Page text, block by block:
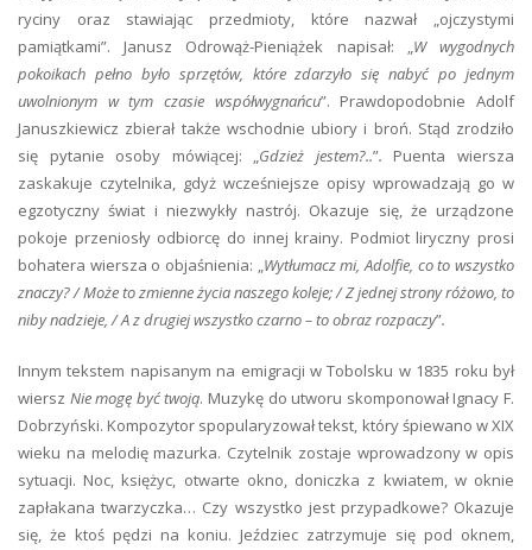
ryciny oraz stawiając przedmioty, które nazwał „ojczystymi
pamiątkami”. Janusz Odrowąż-Pieniążek napisał: „W wygodnych
pokoikach pełno było sprzętów, które zdarzyło się nabyć po jednym
uwolnionym w tym czasie współwygnańcu”. Prawdopodobnie Adolf
Januszkiewicz zbierał także wschodnie ubiory i broń. Stąd zrodziło
się pytanie osoby mówiącej: „Gdzież jestem?..”. Puenta wiersza
zaskakuje czytelnika, gdyż wcześniejsze opisy wprowadzają go w
egzotyczny świat i niezwykły nastrój. Okazuje się, że urządzone
pokoje przeniosły odbiorcę do innej krainy. Podmiot liryczny prosi
bohatera wiersza o objaśnienia: „Wytłumacz mi, Adolfie, co to wszystko
znaczy? / Może to zmienne życia naszego koleje; / Z jednej strony różowo, to
niby nadzieje, / A z drugiej wszystko czarno – to obraz rozpaczy”.
Innym tekstem napisanym na emigracji w Tobolsku w 1835 roku był
wiersz Nie mogę być twoją. Muzykę do utworu skomponował Ignacy F.
Dobrzyński. Kompozytor spopularyzował tekst, który śpiewano w XIX
wieku na melodię mazurka. Czytelnik zostaje wprowadzony w opis
sytuacji. Noc, księżyc, otwarte okno, doniczka z kwiatem, w oknie
zapłakana twarzyczka… Czy wszystko jest przypadkowe? Okazuje
się, że ktoś pędzi na koniu. Jeździec zatrzymuje się pod oknem,